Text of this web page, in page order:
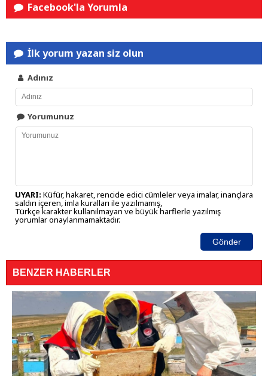
Facebook'la Yorumla
İlk yorum yazan siz olun
Adınız
Yorumunuz
UYARI: Küfür, hakaret, rencide edici cümleler veya imalar, inançlara
saldırı içeren, imla kuralları ile yazılmamış,
Türkçe karakter kullanılmayan ve büyük harflerle yazılmış
yorumlar onaylanmamaktadır.
Gönder
BENZER HABERLER